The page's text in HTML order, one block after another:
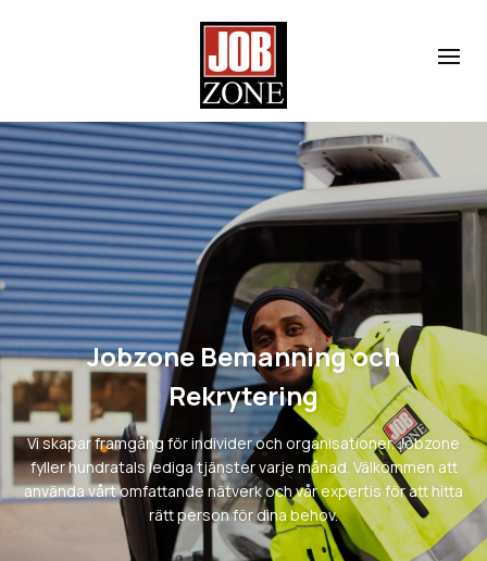
Jobzone Bemanning och
Rekrytering
Vi skapar framgång för individer och organisationer. Jobzone
fyller hundratals lediga tjänster varje månad. Välkommen att
använda vårt omfattande nätverk och vår expertis för att hitta
rätt person för dina behov.